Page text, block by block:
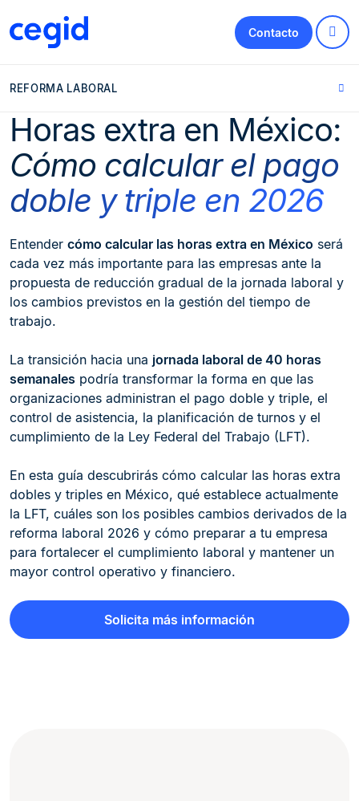
Contacto
REFORMA LABORAL
Horas extra en México:
Cómo calcular el pago
doble y triple en 2026
Entender cómo calcular las horas extra en México será
cada vez más importante para las empresas ante la
propuesta de reducción gradual de la jornada laboral y
los cambios previstos en la gestión del tiempo de
trabajo.
La transición hacia una jornada laboral de 40 horas
semanales podría transformar la forma en que las
organizaciones administran el pago doble y triple, el
control de asistencia, la planificación de turnos y el
cumplimiento de la Ley Federal del Trabajo (LFT).
En esta guía descubrirás cómo calcular las horas extra
dobles y triples en México, qué establece actualmente
la LFT, cuáles son los posibles cambios derivados de la
reforma laboral 2026 y cómo preparar a tu empresa
para fortalecer el cumplimiento laboral y mantener un
mayor control operativo y financiero.
Solicita más información